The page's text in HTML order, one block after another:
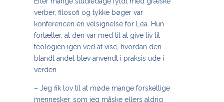
verber, filosofi og tykke bøger var
konferencen en velsignelse for Lea. Hun
fortæller, at den var med til at give liv til
teologien igen ved at vise, hvordan den
blandt andet blev anvendt i praksis ude i
verden.
– Jeg fik lov til at møde mange forskellige
mennesker, som jeg måske ellers aldrig